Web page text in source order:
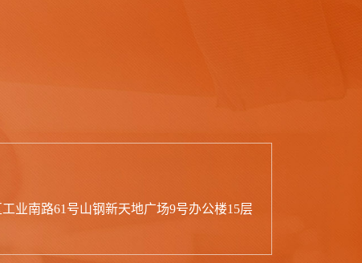
业南路61号山钢新天地广场9号办公楼15层